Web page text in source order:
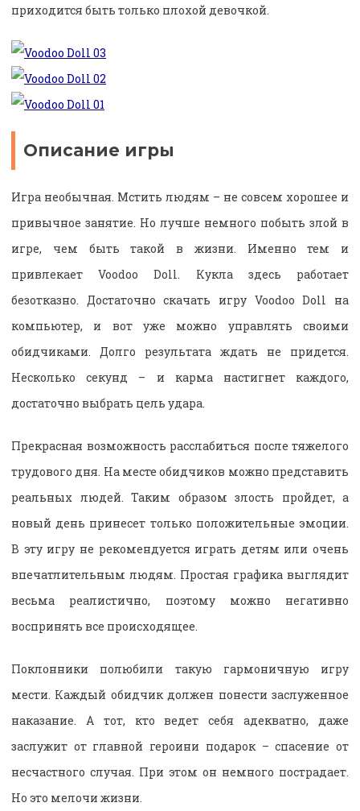
приходится быть только плохой девочкой.
Описание игры
Игра необычная. Мстить людям – не совсем хорошее и
привычное занятие. Но лучше немного побыть злой в
игре, чем быть такой в жизни. Именно тем и
привлекает Voodoo Doll. Кукла здесь работает
безотказно. Достаточно скачать игру Voodoo Doll на
компьютер, и вот уже можно управлять своими
обидчиками. Долго результата ждать не придется.
Несколько секунд – и карма настигнет каждого,
достаточно выбрать цель удара.
Прекрасная возможность расслабиться после тяжелого
трудового дня. На месте обидчиков можно представить
реальных людей. Таким образом злость пройдет, а
новый день принесет только положительные эмоции.
В эту игру не рекомендуется играть детям или очень
впечатлительным людям. Простая графика выглядит
весьма реалистично, поэтому можно негативно
воспринять все происходящее.
Поклонники полюбили такую гармоничную игру
мести. Каждый обидчик должен понести заслуженное
наказание. А тот, кто ведет себя адекватно, даже
заслужит от главной героини подарок – спасение от
несчастного случая. При этом он немного пострадает.
Но это мелочи жизни.